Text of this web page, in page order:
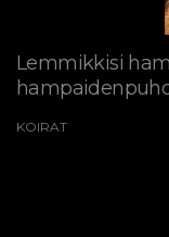
Lemmikkisi
KOIRAT